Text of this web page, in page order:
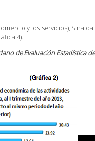
y los servicios),
4).
de Evaluación Estadística